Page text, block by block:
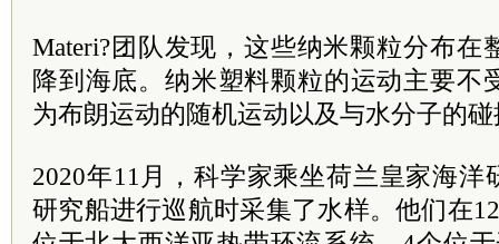
Materi?团队发现，这些纳米颗粒分布在
降到海底。纳米塑料颗粒的运动主要不
为布朗运动的随机运动以及与水分子的
2020年11月，科学家乘坐荷兰皇家海洋
研究船进行巡航时采集了水样。他们在